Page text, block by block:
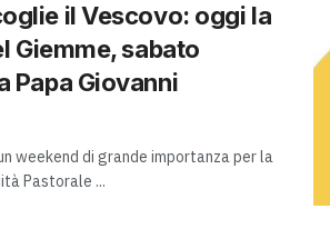
il Vescovo: oggi la
Giemme, sabato
Papa Giovanni
weekend di grande importanza per la
Pastorale ...